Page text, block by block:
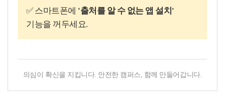
✅ 스마트폰에 '출처를 알 수 없는 앱 설치'
기능을 꺼두세요.
의심이 확신을 지킵니다. 안전한 캠퍼스, 함께 만들어갑니다.